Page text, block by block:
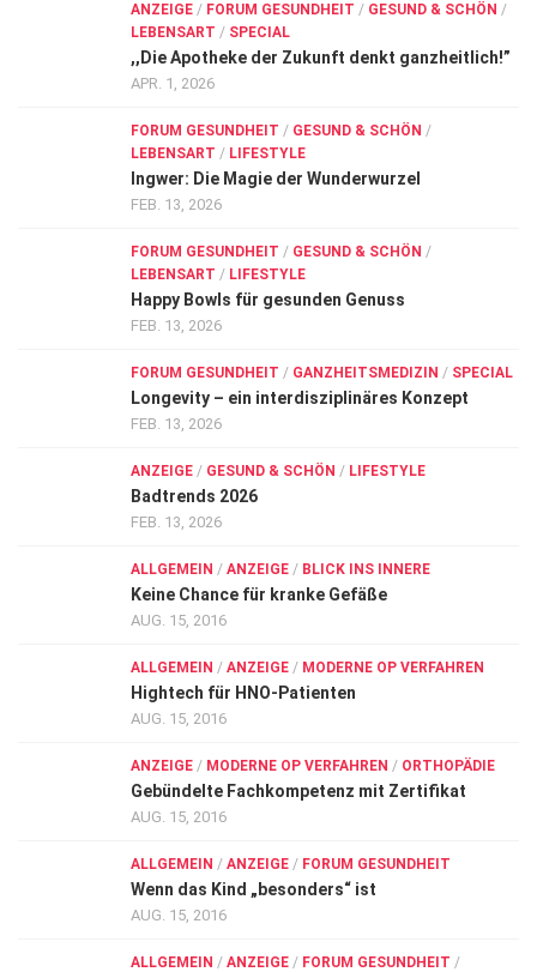
ANZEIGE / FORUM GESUNDHEIT / GESUND & SCHÖN /
LEBENSART / SPECIAL
,,Die Apotheke der Zukunft denkt ganzheitlich!”
APR. 1, 2026
FORUM GESUNDHEIT / GESUND & SCHÖN /
LEBENSART / LIFESTYLE
Ingwer: Die Magie der Wunderwurzel
FEB. 13, 2026
FORUM GESUNDHEIT / GESUND & SCHÖN /
LEBENSART / LIFESTYLE
Happy Bowls für gesunden Genuss
FEB. 13, 2026
FORUM GESUNDHEIT / GANZHEITSMEDIZIN / SPECIAL
Longevity – ein interdisziplinäres Konzept
FEB. 13, 2026
ANZEIGE / GESUND & SCHÖN / LIFESTYLE
Badtrends 2026
FEB. 13, 2026
ALLGEMEIN / ANZEIGE / BLICK INS INNERE
Keine Chance für kranke Gefäße
AUG. 15, 2016
ALLGEMEIN / ANZEIGE / MODERNE OP VERFAHREN
Hightech für HNO-Patienten
AUG. 15, 2016
ANZEIGE / MODERNE OP VERFAHREN / ORTHOPÄDIE
Gebündelte Fachkompetenz mit Zertifikat
AUG. 15, 2016
ALLGEMEIN / ANZEIGE / FORUM GESUNDHEIT
Wenn das Kind „besonders“ ist
AUG. 15, 2016
ALLGEMEIN / ANZEIGE / FORUM GESUNDHEIT /